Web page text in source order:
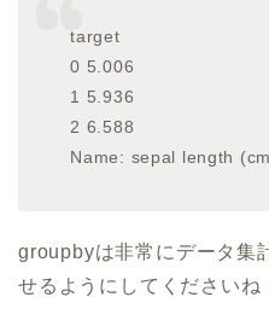
target
0 5.006
1 5.936
2 6.588
Name: sepal length
groupbyは非常にデータ集
せるようにしてくださいね